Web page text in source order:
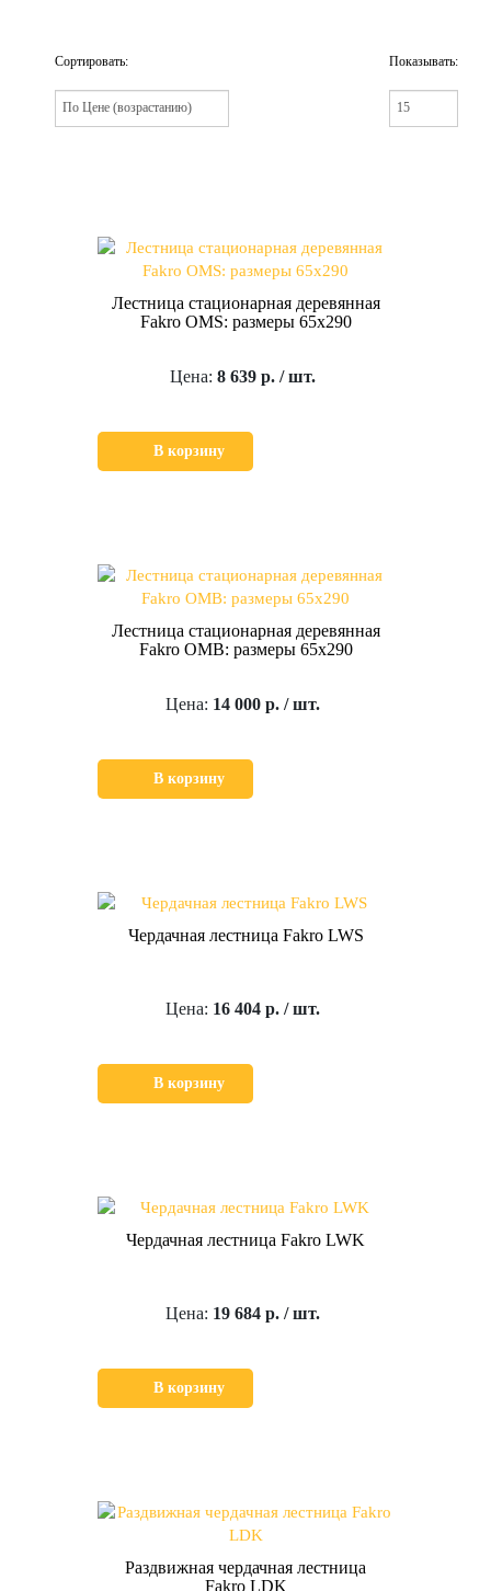
Сортировать: Показывать:
Лестница стационарная деревянная
Fakro OMS: размеры 65х290
Цена: 8 639 р. / шт.
В корзину
Лестница стационарная деревянная
Fakro OMB: размеры 65х290
Цена: 14 000 р. / шт.
В корзину
Чердачная лестница Fakro LWS
Цена: 16 404 р. / шт.
В корзину
Чердачная лестница Fakro LWK
Цена: 19 684 р. / шт.
В корзину
Раздвижная чердачная лестница
Fakro LDK